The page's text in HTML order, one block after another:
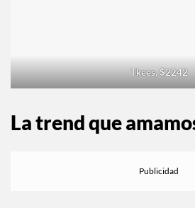
Tkees, $2242
La trend que amamos